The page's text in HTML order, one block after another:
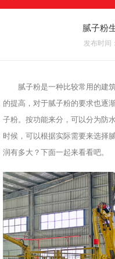
腻子粉
发布时间
腻子粉是一种比较常用的建筑
的提高，对于腻子粉的要求也逐
子粉。按功能来分，可以分为防
时候，可以根据实际需要来选择
润有多大？下面一起来看看吧。